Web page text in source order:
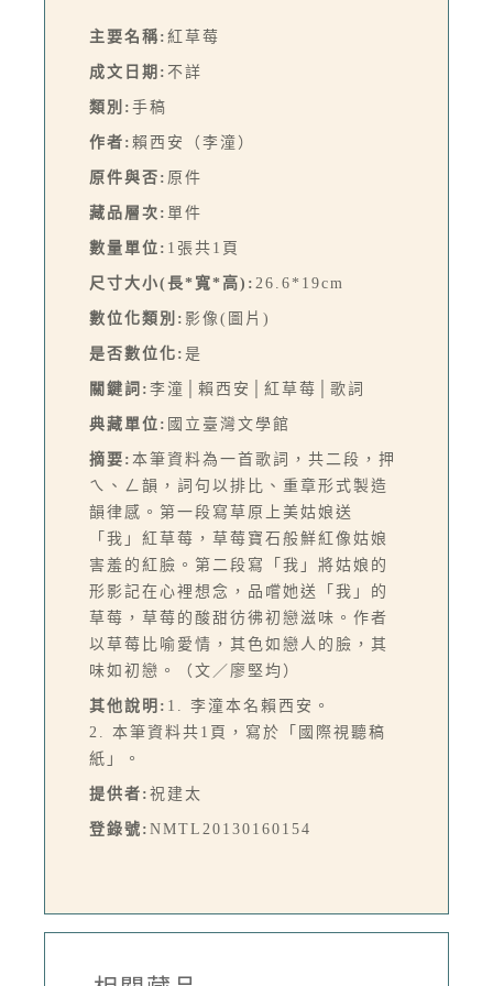
主要名稱: 紅草莓
成文日期: 不詳
類別: 手稿
作者: 賴西安（李潼）
原件與否: 原件
藏品層次: 單件
數量單位: 1張共1頁
尺寸大小(長*寬*高): 26.6*19cm
數位化類別: 影像(圖片)
是否數位化: 是
關鍵詞: 李潼│賴西安│紅草莓│歌詞
典藏單位: 國立臺灣文學館
摘要: 本筆資料為一首歌詞，共二段，押
ㄟ、ㄥ韻，詞句以排比、重章形式製造
韻律感。第一段寫草原上美姑娘送
「我」紅草莓，草莓寶石般鮮紅像姑娘
害羞的紅臉。第二段寫「我」將姑娘的
形影記在心裡想念，品嚐她送「我」的
草莓，草莓的酸甜彷彿初戀滋味。作者
以草莓比喻愛情，其色如戀人的臉，其
味如初戀。（文／廖堅均）
其他說明: 1. 李潼本名賴西安。
2. 本筆資料共1頁，寫於「國際視聽稿
紙」。
提供者: 祝建太
登錄號: NMTL20130160154